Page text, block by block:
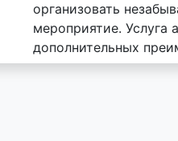
организовать
мероприятие. Услуга
дополнительных